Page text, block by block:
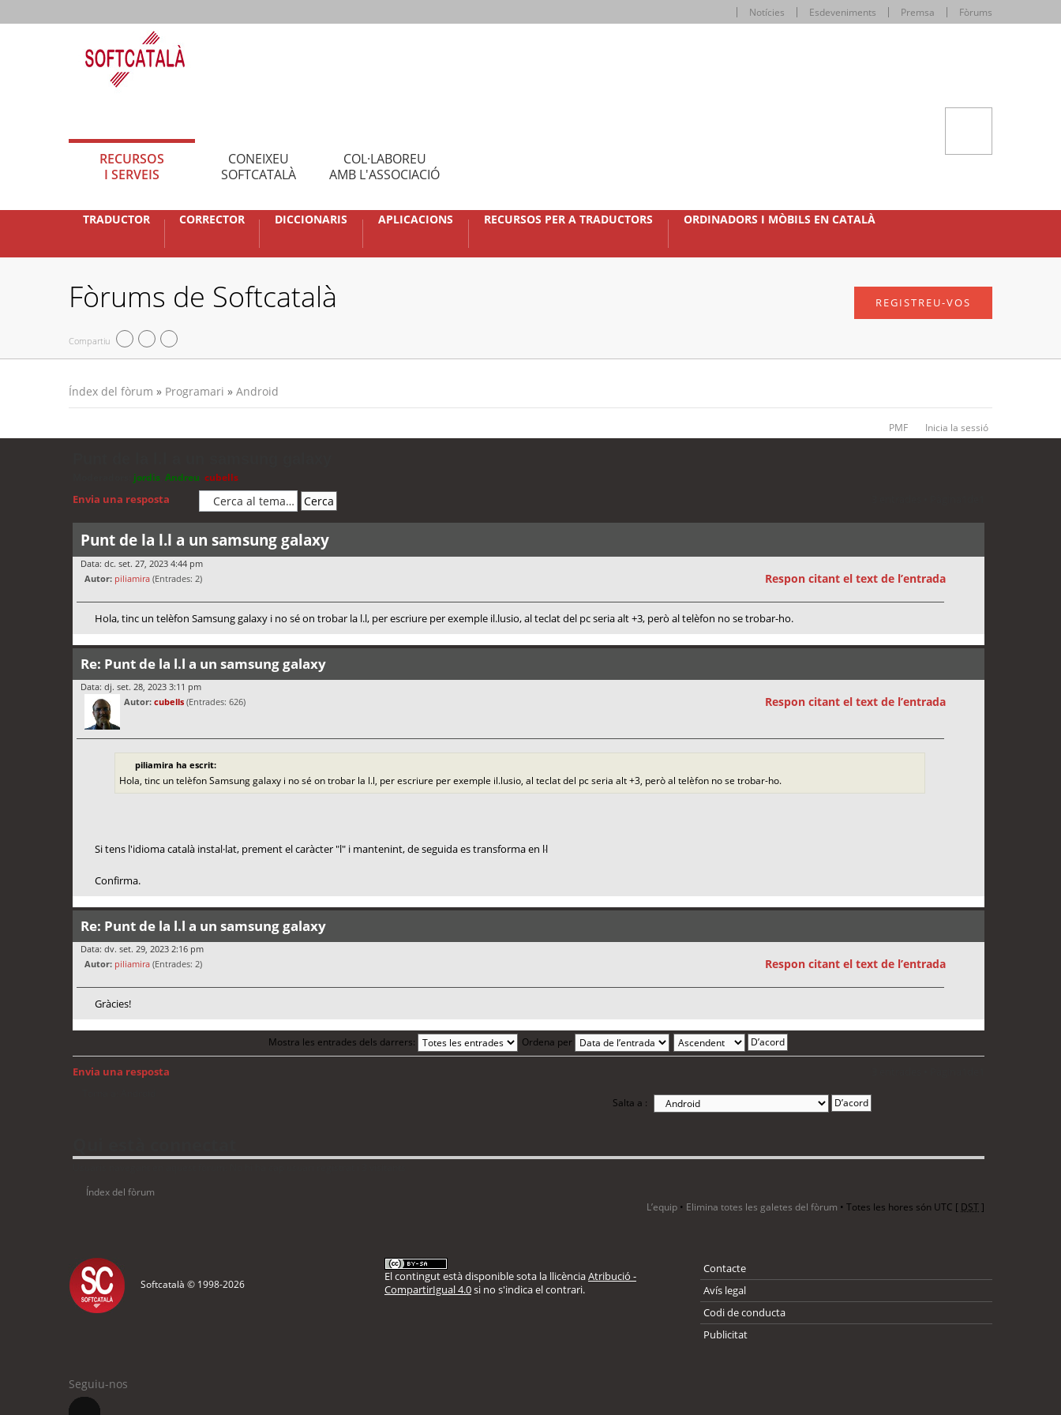
Notícies Esdeveniments Premsa Fòrums
RECURSOS
I SERVEIS
CONEIXEU
SOFTCATALÀ
COL·LABOREU
AMB L'ASSOCIACIÓ
TRADUCTOR CORRECTOR DICCIONARIS APLICACIONS RECURSOS PER A TRADUCTORS ORDINADORS I MÒBILS EN CATALÀ
Fòrums de Softcatalà
Compartiu
REGISTREU-VOS
Índex del fòrum » Programari » Android
PMF Inicia la sessió
jordis Andreu cubells
Envia una resposta
Punt de la l.l a un samsung galaxy
Data: dc. set. 27, 2023 4:44 pm
Autor: piliamira (Entrades: 2) Respon citant el text de l’entrada
Hola, tinc un telèfon Samsung galaxy i no sé on trobar la l.l, per escriure per exemple il.lusio, al teclat del pc seria alt +3, però al telèfon no se trobar-ho.
Re: Punt de la l.l a un samsung galaxy
Data: dj. set. 28, 2023 3:11 pm
Autor: cubells (Entrades: 626) Respon citant el text de l’entrada
piliamira ha escrit:
Hola, tinc un telèfon Samsung galaxy i no sé on trobar la l.l, per escriure per exemple il.lusio, al teclat del pc seria alt +3, però al telèfon no se trobar-ho.
Si tens l'idioma català instal·lat, prement el caràcter "l" i mantenint, de seguida es transforma en ŀl
Confirma.
Re: Punt de la l.l a un samsung galaxy
Data: dv. set. 29, 2023 2:16 pm
Autor: piliamira (Entrades: 2) Respon citant el text de l’entrada
Gràcies!
Mostra les entrades dels darrers: Ordena per
Envia una resposta
Salta a :
Índex del fòrum
L’equip • Elimina totes les galetes del fòrum • Totes les hores són UTC [ DST]
Softcatalà © 1998-2026
El contingut està disponible sota la llicènciaAtribució -
CompartirIgual 4.0si no s'indica el contrari.
Contacte
Avís legal
Codi de conducta
Publicitat
Seguiu-nos